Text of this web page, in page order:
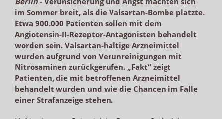
im Sommer breit, als die Valsartan-Bombe platzte.
Etwa 900.000 Patienten sollen mit dem
Angiotensin-II-Rezeptor-Antagonisten behandelt
worden sein. Valsartan-haltige Arzneimittel
wurden aufgrund von Verunreinigungen mit
Nitrosaminen zurückgerufen. „Fakt“ zeigt
Patienten, die mit betroffenen Arzneimittel
behandelt wurden und wie die Chancen im Falle
einer Strafanzeige stehen.